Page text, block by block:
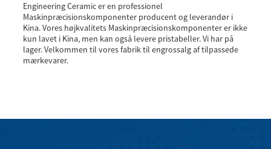
Engineering Ceramic er en professionel
Maskinpræcisionskomponenter producent og leverandør i
Kina. Vores højkvalitets Maskinpræcisionskomponenter er ikke
kun lavet i Kina, men kan også levere pristabeller. Vi har på
lager. Velkommen til vores fabrik til engrossalg af tilpassede
mærkevarer.